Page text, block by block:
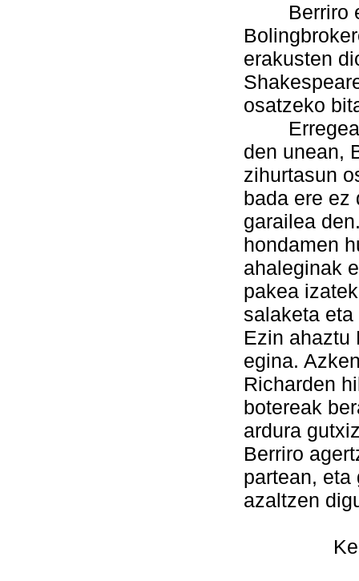
Berriro
erakusten
osatzeko
Erregea
den unean,
zihurtasun
bada ere ez
garailea
hondamen
ahaleginak
pakea
salaketa
Ezin ahaztu
egina.
Richarden
botereak
ardura
Berriro
partean, eta
azaltzen
Kezkak